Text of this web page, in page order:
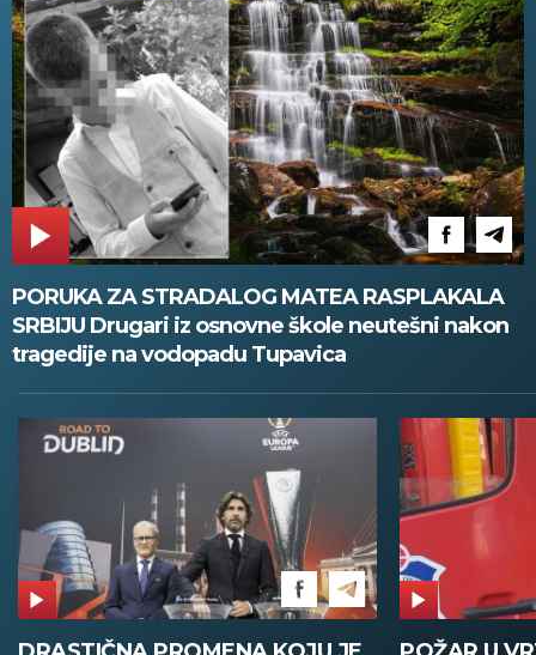
PORUKA ZA STRADALOG MATEA RASPLAKALA
SRBIJU Drugari iz osnovne škole neutešni nakon
tragedije na vodopadu Tupavica